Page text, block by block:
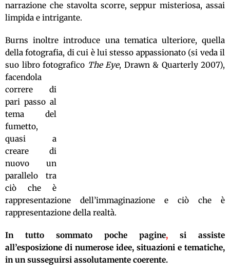
narrazione che stavolta scorre, seppur misteriosa, assai
limpida e intrigante.
Burns inoltre introduce una tematica ulteriore, quella
della fotografia, di cui è lui stesso appassionato (si veda il
suo libro fotografico The Eye, Drawn & Quarterly 2007),
facendola
correre di
pari passo al
tema del
fumetto,
quasi a
creare di
nuovo un
parallelo tra
ciò che è
rappresentazione dell’immaginazione e ciò che è
rappresentazione della realtà.
In tutto sommato poche pagine, si assiste
all’esposizione di numerose idee, situazioni e tematiche,
in un susseguirsi assolutamente coerente.